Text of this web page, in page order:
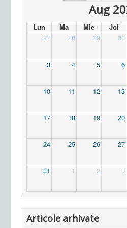
Aug
Lun Ma Mie Joi
27
28 29 30
3 4 5 6
10 11 12 13
17 18 19 20
24 25 26 27
31 1 2 3
Articole arhivate